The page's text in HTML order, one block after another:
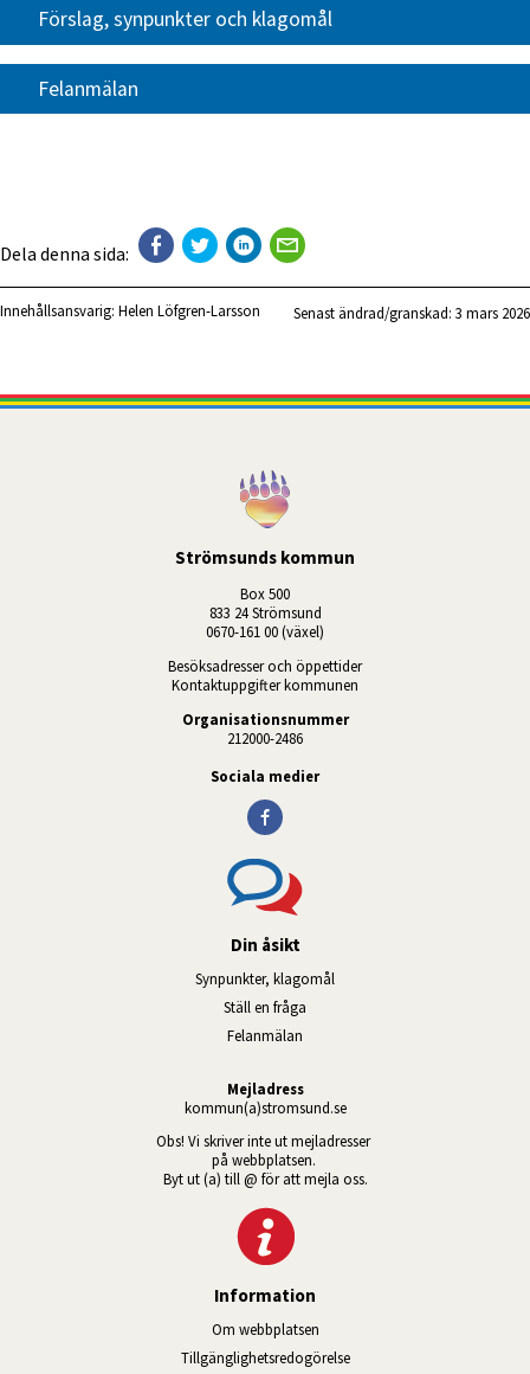
Förslag, synpunkter och klagomål
Felanmälan
Dela denna sida:
Innehållsansvarig: Helen Löfgren-Larsson Senast ändrad/granskad: 3 mars 2026
Strömsunds kommun
Box 500
833 24 Strömsund
0670-161 00 (växel)
Besöksadresser och öppettider
Kontaktuppgifter kommunen
Organisationsnummer
212000-2486
Sociala medier
Din åsikt
Synpunkter, klagomål
Ställ en fråga
Felanmälan
Mejladress
kommun(a)stromsund.se
Obs! Vi skriver inte ut mejladresser
på webbplatsen.
Byt ut (a) till @ för att mejla oss.
Information
Om webbplatsen
Tillgänglig­hets­redo­görelse